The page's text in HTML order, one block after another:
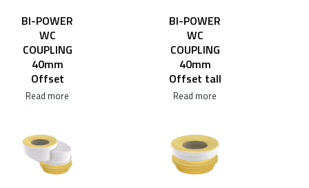
BI-POWER
WC
COUPLING
40mm
Offset
Read more
BI-POWER
WC
COUPLING
40mm
Offset tall
Read more